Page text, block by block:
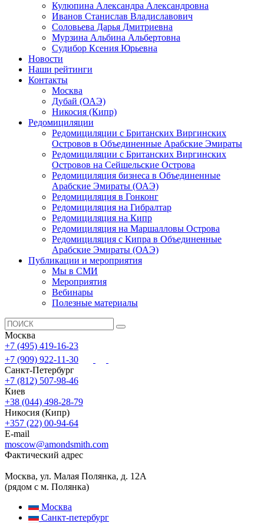
Кулюпина Александра Александровна
Иванов Станислав Владиславович
Соловьева Дарья Дмитриевна
Мурзина Альбина Альбертовна
Судибор Ксения Юрьевна
Новости
Наши рейтинги
Контакты
Москва
Дубай (ОАЭ)
Никосия (Кипр)
Редомициляции
Редомициляции с Британских Виргинских
Островов в Объединенные Арабские Эмираты
Редомициляции с Британских Виргинских
Островов на Сейшельские Острова
Редомициляция бизнеса в Объединенные
Арабские Эмираты (ОАЭ)
Редомициляция в Гонконг
Редомициляция на Гибралтар
Редомициляция на Кипр
Редомициляция на Маршалловы Острова
Редомициляция с Кипра в Объединенные
Арабские Эмираты (ОАЭ)
Публикации и мероприятия
Мы в СМИ
Мероприятия
Вебинары
Полезные материалы
Москва
+7 (495) 419-16-23
+7 (909) 922-11-30
Санкт-Петербург
+7 (812) 507-98-46
Киев
+38 (044) 498-28-79
Никосия (Кипр)
+357 (22) 00-94-64
E-mail
moscow@amondsmith.com
Фактический адрес
Москва, ул. Малая Полянка, д. 12А
(рядом с м. Полянка)
Москва
Санкт-петербург